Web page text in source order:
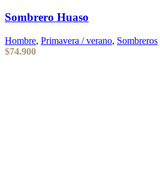
Sombrero Huaso
Hombre, Primavera / verano, Sombreros
$74.900